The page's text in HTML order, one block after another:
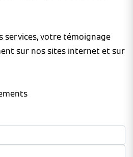
services, votre témoignage
sur nos sites internet et sur